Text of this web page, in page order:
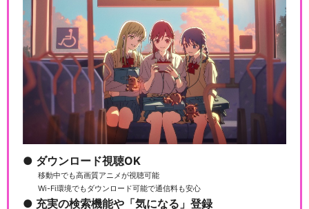
ダウンロード視聴OK
移動中でも高画質アニメが視聴可能
Wi-Fi環境でもダウンロード可能で通信料も安心
充実の検索機能や「気になる」登録